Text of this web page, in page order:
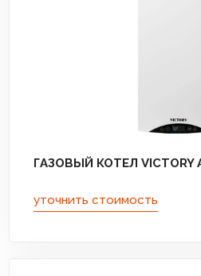
ГАЗОВЫЙ КОТЕЛ VICTORY
уточнить стоимость